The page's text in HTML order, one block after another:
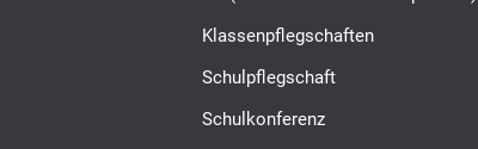
Klassenpflegschaften
Schulpflegschaft
Schulkonferenz